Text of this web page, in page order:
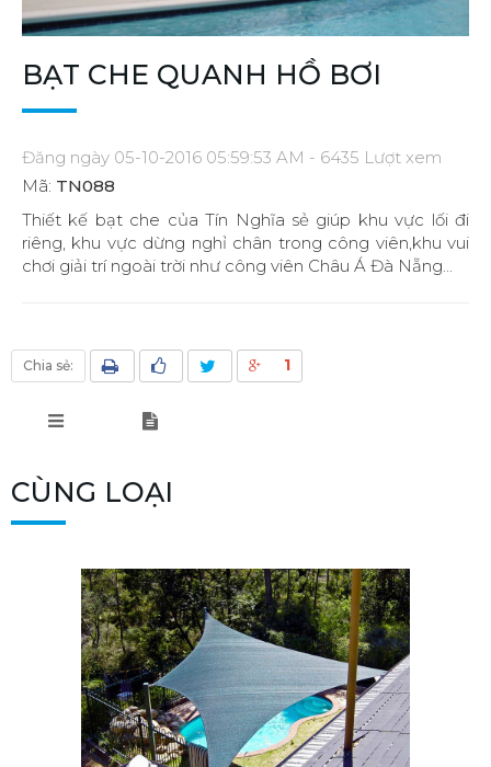
BẠT CHE QUANH HỒ BƠI
Đăng ngày 05-10-2016 05:59:53 AM - 6435 Lượt xem
Mã: TN088
Thiết kế bạt che của Tín Nghĩa sẻ giúp khu vực lối đi
riêng, khu vực dừng nghỉ chân trong công viên,khu vui
chơi giải trí ngoài trời như công viên Châu Á Đà Nẵng...
Chia sẻ: 1
CÙNG LOẠI